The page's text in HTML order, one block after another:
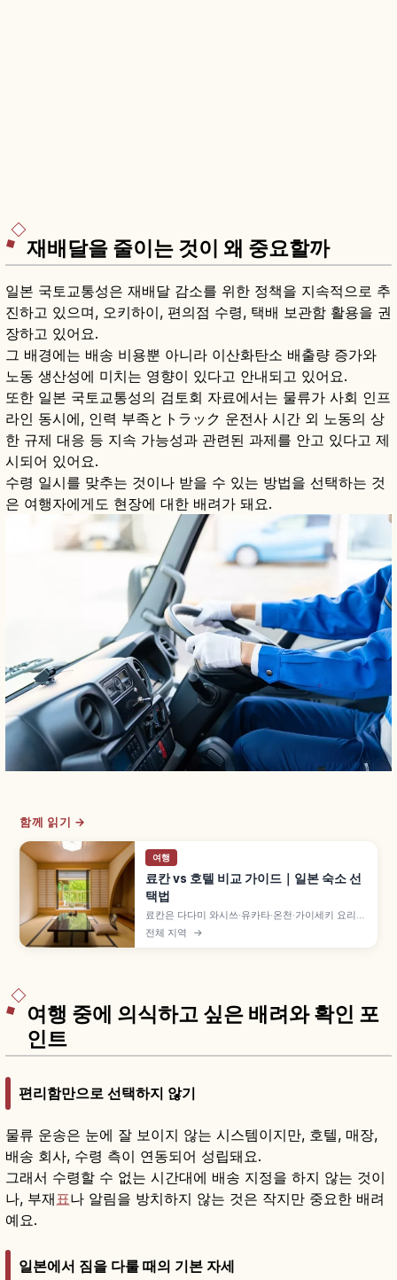
재배달을 줄이는 것이 왜 중요할까
일본 국토교통성은 재배달 감소를 위한 정책을 지속적으로 추
진하고 있으며, 오키하이, 편의점 수령, 택배 보관함 활용을 권
장하고 있어요.
그 배경에는 배송 비용뿐 아니라 이산화탄소 배출량 증가와
노동 생산성에 미치는 영향이 있다고 안내되고 있어요.
또한 일본 국토교통성의 검토회 자료에서는 물류가 사회 인프
라인 동시에, 인력 부족とトラック 운전사 시간 외 노동의 상
한 규제 대응 등 지속 가능성과 관련된 과제를 안고 있다고 제
시되어 있어요.
수령 일시를 맞추는 것이나 받을 수 있는 방법을 선택하는 것
은 여행자에게도 현장에 대한 배려가 돼요.
함께 읽기 →
여행
료칸 vs 호텔 비교 가이드｜일본 숙소 선
택법
료칸은 다다미 와시쓰·유카타·온천·가이세키 요리로
일본다운 숙박 체험을 중시하는 숙소이고, 호텔은
위치와 객실 선택지가 폭넓고 자유도가 높은 형태입
전체 지역 →
여행 중에 의식하고 싶은 배려와 확인 포
인트
편리함만으로 선택하지 않기
물류 운송은 눈에 잘 보이지 않는 시스템이지만, 호텔, 매장,
배송 회사, 수령 측이 연동되어 성립돼요.
그래서 수령할 수 없는 시간대에 배송 지정을 하지 않는 것이
나, 부재 표나 알림을 방치하지 않는 것은 작지만 중요한 배려
예요.
일본에서 짐을 다룰 때의 기본 자세